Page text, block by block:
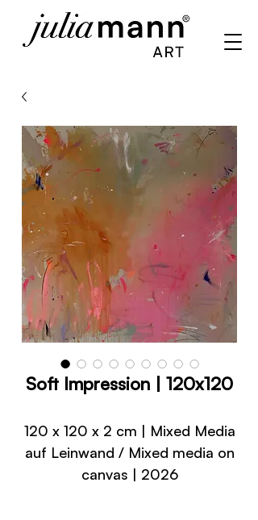
Soft Impression | 120x120
120 x 120 x 2 cm | Mixed Media
auf Leinwand / Mixed media on
canvas | 2026